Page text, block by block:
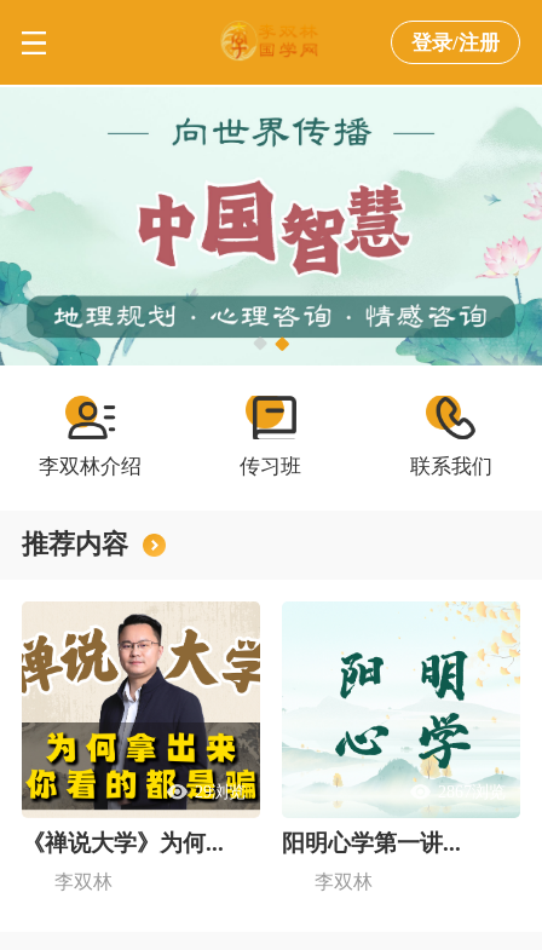
登录/注册
李双林介绍 传习班 联系我们
推荐内容
29浏览
《禅说大学》为何...
李双林
2867浏览
阳明心学第一讲...
李双林